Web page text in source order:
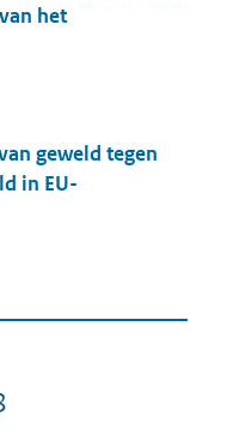
het
geweld tegen
in EU-